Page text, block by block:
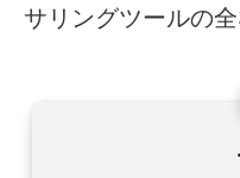
サリングツールの